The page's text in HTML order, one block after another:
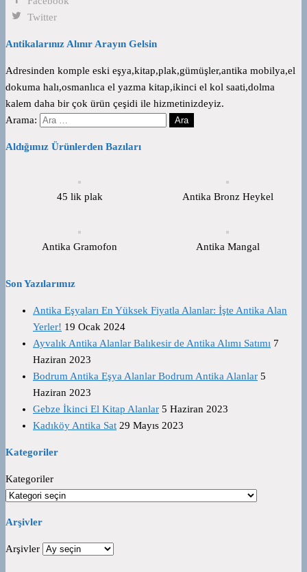
Twitter
Antikalarınız Alınır Arayın Gelsin
Adresinden komple eski eşya,kitap,plak,gümüşler,antika mobilya,el
dokuma halı,osmanlıca el yazma kitap,ikinci el kol saati,dolma
kalem daha bir çok ürün çeşidi ile hizmetinizdeyiz.
Arama:
Aldığımız Ürünlerden Bazıları
45 lik plak Antika Bronz Heykel
Antika Gramofon Antika Mangal
Son Yazılarımız
Antika Eşyaları En Yüksek Fiyatla Alanlar: İşte Antika Alan
Yerler! 19 Ocak 2024
Ayvalık Antika Alanlar Balıkesir de Antika Alımı Satımı 7
Haziran 2023
Bodrum Antika Eşya Alanlar Bodrum Antika Alanlar 5
Haziran 2023
Gebze İkinci El Kitap Alanlar 5 Haziran 2023
Kadıköy Antika Sat 29 Mayıs 2023
Kategoriler
Kategoriler
Arşivler
Arşivler